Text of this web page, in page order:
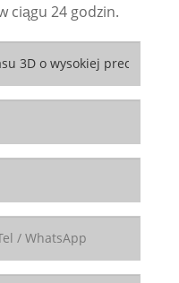
ciągu 24 godzin.